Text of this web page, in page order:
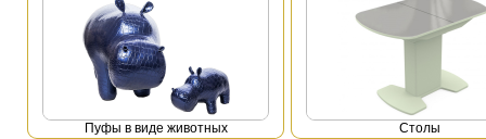
Пуфы в виде животных Столы